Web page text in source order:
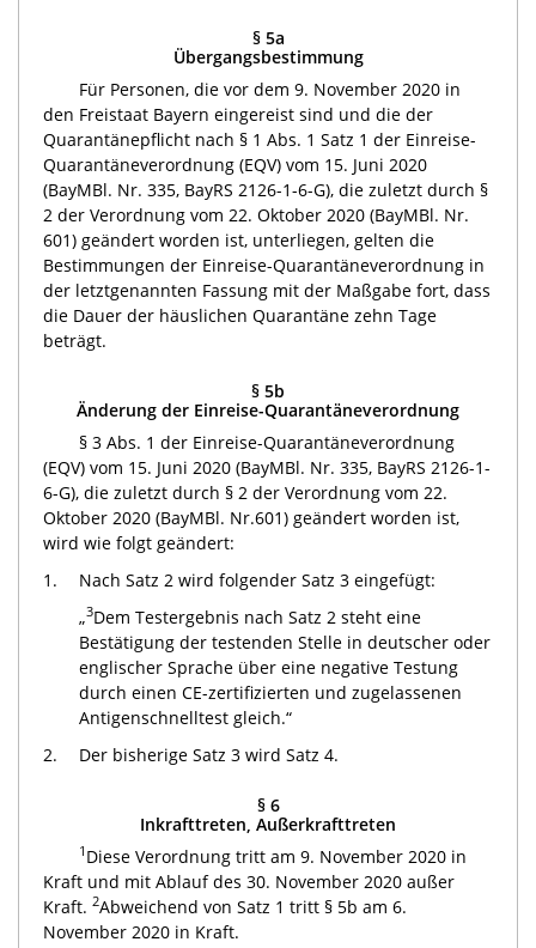
§ 5a
Übergangsbestimmung
Für Personen, die vor dem 9. November 2020 in
den Freistaat Bayern eingereist sind und die der
Quarantänepflicht nach § 1 Abs. 1 Satz 1 der Einreise-
Quarantäneverordnung (EQV) vom 15. Juni 2020
(BayMBl. Nr. 335, BayRS 2126-1-6-G), die zuletzt durch §
2 der Verordnung vom 22. Oktober 2020 (BayMBl. Nr.
601) geändert worden ist, unterliegen, gelten die
Bestimmungen der Einreise-Quarantäneverordnung in
der letztgenannten Fassung mit der Maßgabe fort, dass
die Dauer der häuslichen Quarantäne zehn Tage
beträgt.
§ 5b
Änderung der Einreise-Quarantäneverordnung
§ 3 Abs. 1 der Einreise-Quarantäneverordnung
(EQV) vom 15. Juni 2020 (BayMBl. Nr. 335, BayRS 2126-1-
6-G), die zuletzt durch § 2 der Verordnung vom 22.
Oktober 2020 (BayMBl. Nr.601) geändert worden ist,
wird wie folgt geändert:
1.
Nach Satz 2 wird folgender Satz 3 eingefügt:
„3Dem Testergebnis nach Satz 2 steht eine
Bestätigung der testenden Stelle in deutscher oder
englischer Sprache über eine negative Testung
durch einen CE-zertifizierten und zugelassenen
Antigenschnelltest gleich.“
2.
Der bisherige Satz 3 wird Satz 4.
§ 6
Inkrafttreten, Außerkrafttreten
1 Diese Verordnung tritt am 9. November 2020 in
Kraft und mit Ablauf des 30. November 2020 außer
Kraft. 2Abweichend von Satz 1 tritt § 5b am 6.
November 2020 in Kraft.